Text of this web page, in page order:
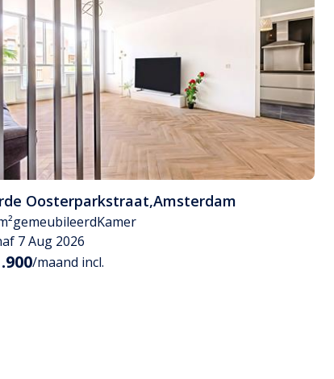
Oosterparkstraat,Amsterdam
gemeubileerdKamer
7 Aug 2026
/maand incl.